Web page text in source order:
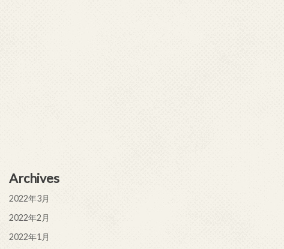
Archives
2022年3月
2022年2月
2022年1月